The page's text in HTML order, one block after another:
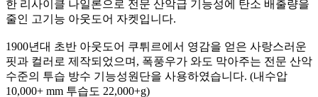
한 리사이클 나일론으로 전문 산악급 기능성에 탄소 배출량을
줄인 고기능 아웃도어 자켓입니다.
1900년대 초반 아웃도어 쿠튀르에서 영감을 얻은 사랑스러운
핏과 컬러로 제작되었으며, 폭풍우가 와도 막아주는 전문 산악
수준의 투습 방수 기능성원단을 사용하였습니다. (내수압
10,000+ mm 투습도 22,000+g)